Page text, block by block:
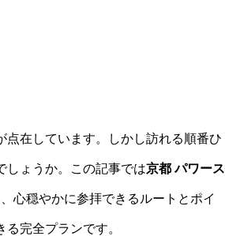
在しています。しかし訪れる順番ひ
しょうか。この記事では京都 パワース
心穏やかに参拝できるルートとポイ
完全プランです。